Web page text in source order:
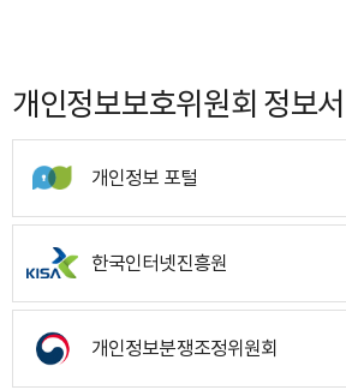
개인정보보호위원회 정보
개인정보 포털
한국인터넷진흥원
개인정보분쟁조정위원회